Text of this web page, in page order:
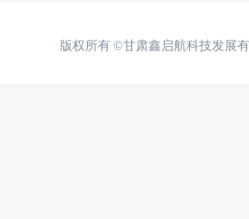
版权所有 ©甘肃鑫启航科技发展